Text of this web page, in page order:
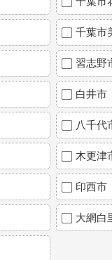
千葉市
習志野
白井市
八千代
木更津
印西市
大網白